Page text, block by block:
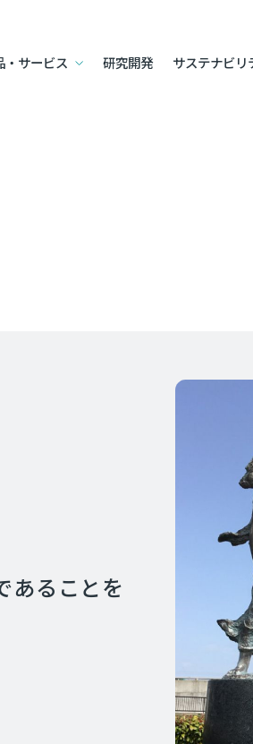
・サービス 研究開発 サステナビリ
あることを